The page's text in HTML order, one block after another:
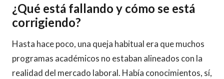
¿Qué está fallando y cómo se está
corrigiendo?
Hasta hace poco, una queja habitual era que muchos
programas académicos no estaban alineados con la
realidad del mercado laboral. Había conocimientos, sí,